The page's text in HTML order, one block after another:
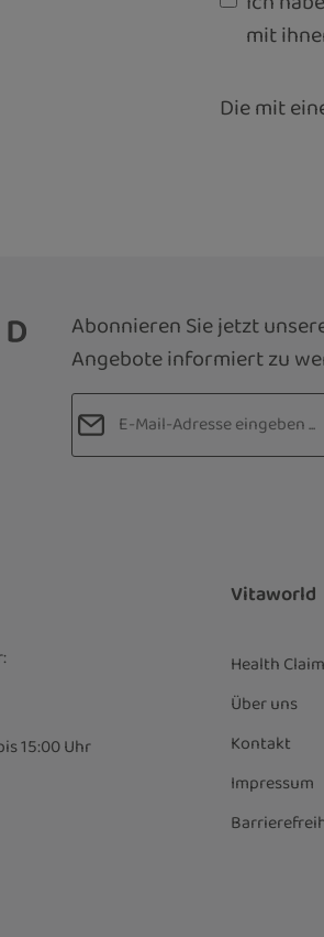
mit
Die mit
Abonnieren Sie jetzt
Angebote informiert zu
E-Mail-Adresse*
bin mit ihnen
15:00 Uhr
Vitaworld
Health
Über uns
Kontakt
Impressum